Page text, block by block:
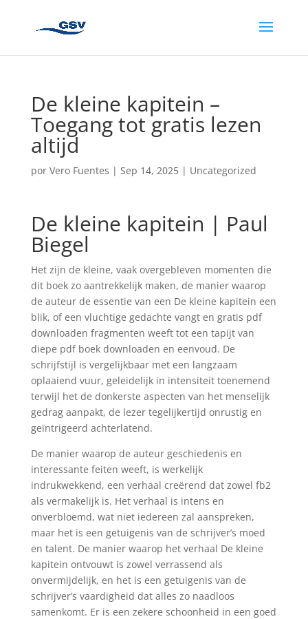
De kleine kapitein –
Toegang tot gratis lezen
altijd
por Vero Fuentes | Sep 14, 2025| Uncategorized
De kleine kapitein | Paul
Biegel
Het zijn de kleine, vaak overgebleven momenten die
dit boek zo aantrekkelijk maken, de manier waarop
de auteur de essentie van een De kleine kapitein een
blik, of een vluchtige gedachte vangt en gratis pdf
downloaden fragmenten weeft tot een tapijt van
diepe pdf boek downloaden en eenvoud. De
schrijfstijl is vergelijkbaar met een langzaam
oplaaiend vuur, geleidelijk in intensiteit toenemend
terwijl het de donkerste aspecten van het menselijk
gedrag aanpakt, de lezer tegelijkertijd onrustig en
geïntrigeerd achterlatend.
De manier waarop de auteur geschiedenis en
interessante feiten weeft, is werkelijk
indrukwekkend, een verhaal creërend dat zowel fb2
als vermakelijk is. Het verhaal is intens en
onverbloemd, wat niet iedereen zal aanspreken,
maar het is een getuigenis van de schrijver’s moed
en talent. De manier waarop het verhaal De kleine
kapitein ontvouwt is zowel verrassend als
onvermijdelijk, en het is een getuigenis van de
schrijver’s vaardigheid dat alles zo naadloos
samenkomt. Er is een zekere schoonheid in een goed